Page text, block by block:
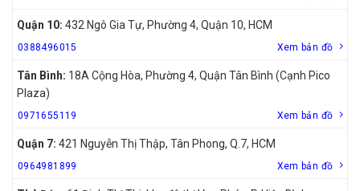
Quận 10: 432 Ngô Gia Tự, Phường 4, Quận 10, HCM
0388496015 Xem bản đồ
Tân Bình: 18A Cộng Hòa, Phường 4, Quận Tân Bình (Cạnh Pico
Plaza)
0971655119 Xem bản đồ
Quận 7: 421 Nguyễn Thị Thập, Tân Phong, Q.7, HCM
0964981899 Xem bản đồ